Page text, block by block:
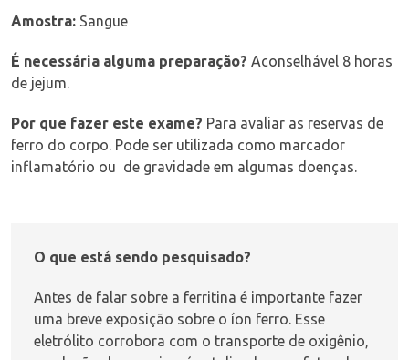
Amostra: Sangue
É necessária alguma preparação? Aconselhável 8 horas
de jejum.
Por que fazer este exame? Para avaliar as reservas de
ferro do corpo. Pode ser utilizada como marcador
inflamatório ou de gravidade em algumas doenças.
O que está sendo pesquisado?
Antes de falar sobre a ferritina é importante fazer
uma breve exposição sobre o íon ferro. Esse
eletrólito corrobora com o transporte de oxigênio,